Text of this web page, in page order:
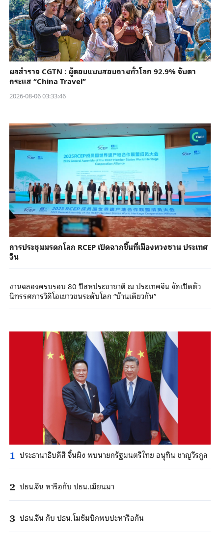
ผลสำรวจ CGTN : ผู้ตอบแบบสอบถามทั่วโลก 92.9% จับตา
กระแส “China Travel”
2026-08-06 03:33:46
การประชุมมรดกโลก RCEP เปิดฉากขึ้นที่เมืองหวงซาน ประเทศ
จีน
งานฉลองครบรอบ 80 ปีสหประชาชาติ ณ ประเทศจีน จัดเปิดตัว
นิทรรศการวิดีโอเยาวชนระดับโลก “บ้านเดียวกัน”
1 ประธานาธิบดีสี จิ้นผิง พบนายกรัฐมนตรีไทย อนุทิน ชาญวีรกูล
2 ปธน.จีน หารือกับ ปธน.เมียนมา
3 ปธน.จีน กับ ปธน.โมซัมบิกพบปะหารือกัน